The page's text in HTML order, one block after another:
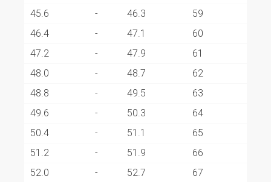
45.6
- 46.3
59
46.4
- 47.1
60
47.2
- 47.9
61
48.0
- 48.7
62
48.8
- 49.5
63
49.6
- 50.3
64
50.4
- 51.1
65
51.2
- 51.9
66
52.0
- 52.7
67